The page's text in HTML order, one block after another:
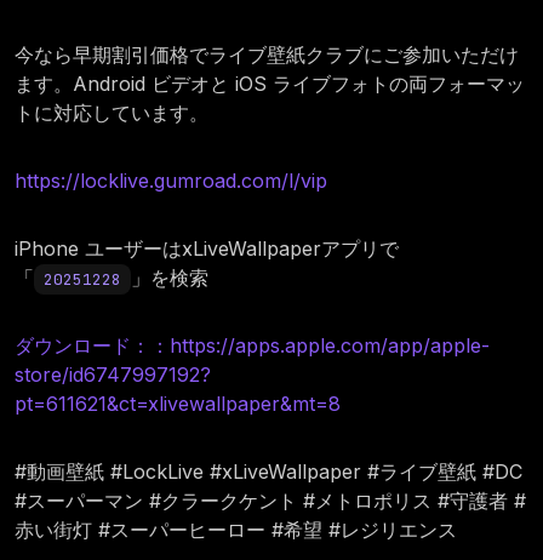
今なら早期割引価格でライブ壁紙クラブにご参加いただけ
ます。Android ビデオと iOS ライブフォトの両フォーマッ
トに対応しています。
https://locklive.gumroad.com/l/vip
iPhone ユーザーはxLiveWallpaperアプリで
「 20251228 」を検索
ダウンロード：：https://apps.apple.com/app/apple-
store/id6747997192?
pt=611621&ct=xlivewallpaper&mt=8
#動画壁紙 #LockLive #xLiveWallpaper #ライブ壁紙 #DC
#スーパーマン #クラークケント #メトロポリス #守護者 #
赤い街灯 #スーパーヒーロー #希望 #レジリエンス